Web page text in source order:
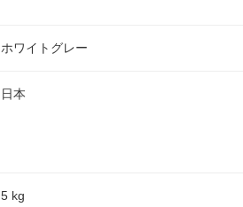
ホワイトグレー
日本
5 kg